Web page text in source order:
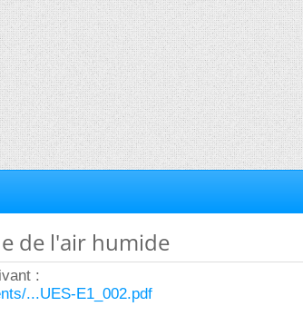
de l'air humide
:
...UES-E1_002.pdf